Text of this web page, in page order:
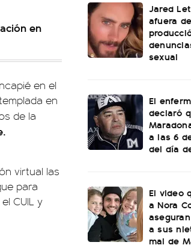
en
en el
en
de la
virtual las
para
CUIL y
Jared
afuera
sexual
El
declaró
a las 6
del día
El video
a Nora
a sus
mal de